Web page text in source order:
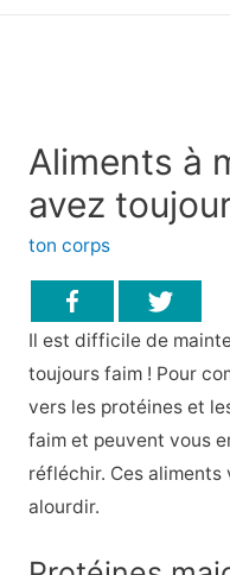
Aliments à
avez
ton corps
Il est difficile de
toujours faim ! Pour
vers les protéines et
faim et peuvent vous
réfléchir. Ces aliments
alourdir.